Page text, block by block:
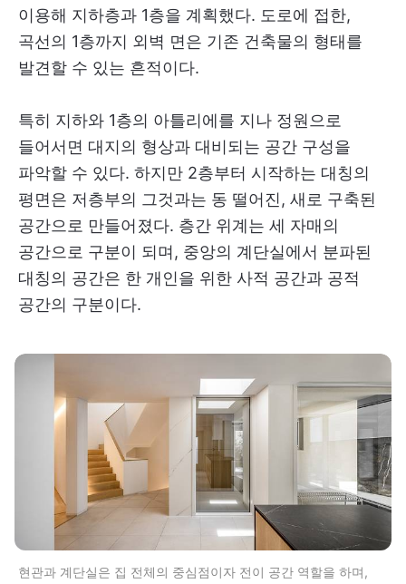
이용해 지하층과 1층을 계획했다. 도로에 접한,
곡선의 1층까지 외벽 면은 기존 건축물의 형태를
발견할 수 있는 흔적이다.
특히 지하와 1층의 아틀리에를 지나 정원으로
들어서면 대지의 형상과 대비되는 공간 구성을
파악할 수 있다. 하지만 2층부터 시작하는 대칭의
평면은 저층부의 그것과는 동 떨어진, 새로 구축된
공간으로 만들어졌다. 층간 위계는 세 자매의
공간으로 구분이 되며, 중앙의 계단실에서 분파된
대칭의 공간은 한 개인을 위한 사적 공간과 공적
공간의 구분이다.
현관과 계단실은 집 전체의 중심점이자 전이 공간 역할을 하며,